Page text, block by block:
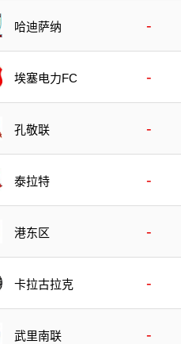
哈迪萨纳 -
埃塞电力FC -
孔敬联 -
泰拉特 -
港东区 -
卡拉古拉克 -
武里南联 -